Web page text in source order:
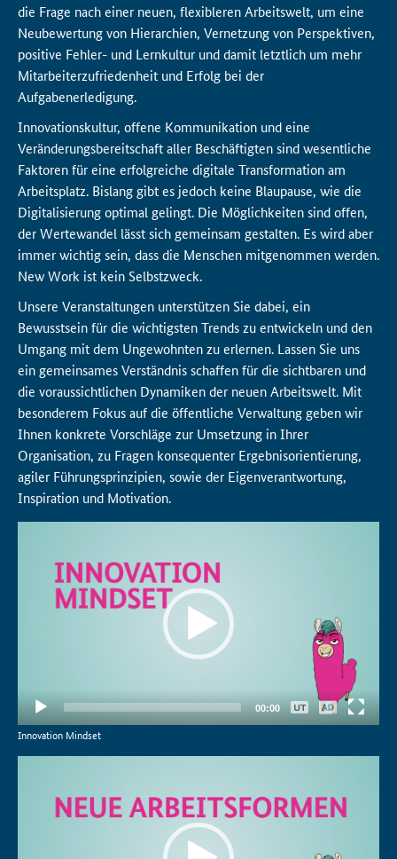
die Frage nach einer neuen, flexibleren Arbeitswelt, um eine
Neubewertung von Hierarchien, Vernetzung von Perspektiven,
positive Fehler- und Lernkultur und damit letztlich um mehr
Mitarbeiterzufriedenheit und Erfolg bei der
Aufgabenerledigung.
Innovationskultur, offene Kommunikation und eine
Veränderungsbereitschaft aller Beschäftigten sind wesentliche
Faktoren für eine erfolgreiche digitale Transformation am
Arbeitsplatz. Bislang gibt es jedoch keine Blaupause, wie die
Digitalisierung optimal gelingt. Die Möglichkeiten sind offen,
der Wertewandel lässt sich gemeinsam gestalten. Es wird aber
immer wichtig sein, dass die Menschen mitgenommen werden.
New Work ist kein Selbstzweck.
Unsere Veranstaltungen unterstützen Sie dabei, ein
Bewusstsein für die wichtigsten Trends zu entwickeln und den
Umgang mit dem Ungewohnten zu erlernen. Lassen Sie uns
ein gemeinsames Verständnis schaffen für die sichtbaren und
die voraussichtlichen Dynamiken der neuen Arbeitswelt. Mit
besonderem Fokus auf die öffentliche Verwaltung geben wir
Ihnen konkrete Vorschläge zur Umsetzung in Ihrer
Organisation, zu Fragen konsequenter Ergebnisorientierung,
agiler Führungsprinzipien, sowie der Eigenverantwortung,
Inspiration und Motivation.
00:00
Keine
Deutsch
Innovation Mindset